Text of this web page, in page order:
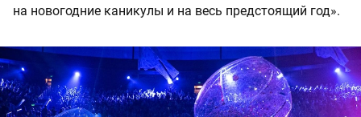
на новогодние каникулы и на весь предстоящий год».